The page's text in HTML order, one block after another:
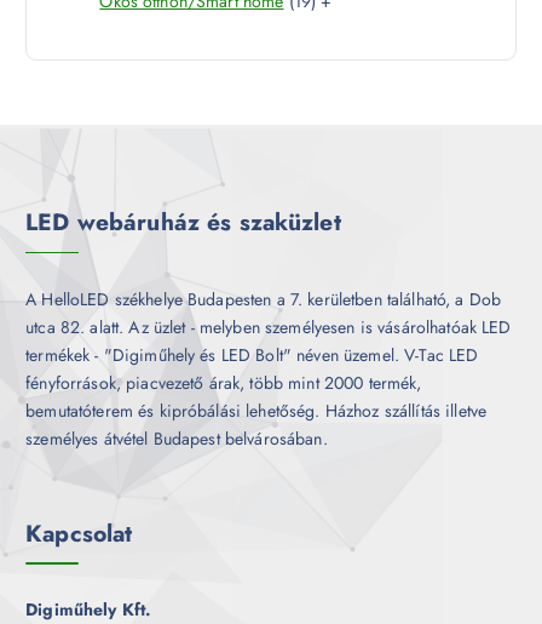
r
é
r
t
LED webáruház és szaküzlet
A HelloLED székhelye Budapesten a 7. kerületben található, a Dob
utca 82. alatt. Az üzlet - melyben személyesen is vásárolhatóak LED
termékek - "Digiműhely és LED Bolt" néven üzemel. V-Tac LED
fényforrások, piacvezető árak, több mint 2000 termék,
bemutatóterem és kipróbálási lehetőség. Házhoz szállítás illetve
személyes átvétel Budapest belvárosában.
Kapcsolat
Digiműhely Kft.